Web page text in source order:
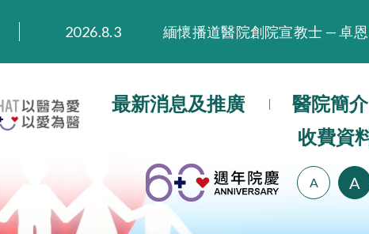
2026.8.3
緬懷播道醫院創院宣教士 — 卓
2025.9.23
2025.8.4
播道醫院體檢服務獲客戶正面
播道醫院手機App已推出查閱
最新消息及推廣 醫院簡介
收費資
A A